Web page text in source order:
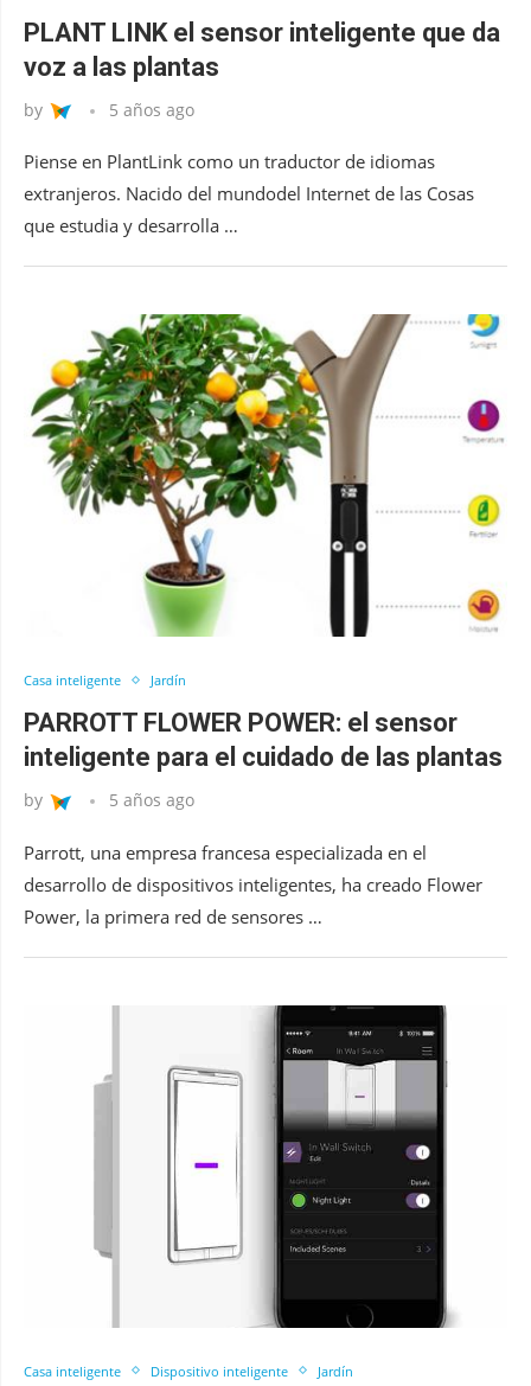
PLANT LINK el sensor inteligente que da
voz a las plantas
by 5 años ago
Piense en PlantLink como un traductor de idiomas
extranjeros. Nacido del mundodel Internet de las Cosas
que estudia y desarrolla …
Casa inteligente Jardín
PARROTT FLOWER POWER: el sensor
inteligente para el cuidado de las plantas
by 5 años ago
Parrott, una empresa francesa especializada en el
desarrollo de dispositivos inteligentes, ha creado Flower
Power, la primera red de sensores …
Casa inteligente Dispositivo inteligente Jardín